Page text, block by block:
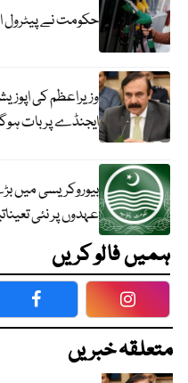
حکومت نے پیٹرول
وزیراعظم کی
ایجنڈے پر بات
بیوروکریسی میں
عہدوں پر نئی
ہمیں فالو کریں
Facebook
متعلقہ خبریں